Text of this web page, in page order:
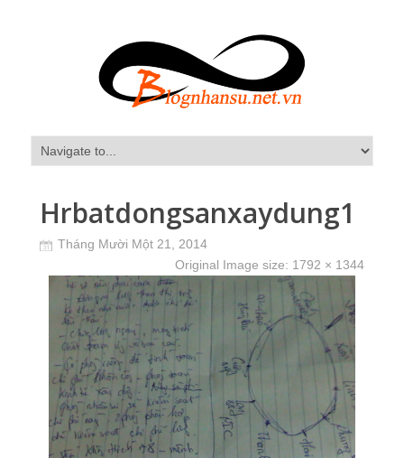
Hrbatdongsanxaydung1
Tháng Mười Một 21, 2014
Original Image size: 1792 × 1344